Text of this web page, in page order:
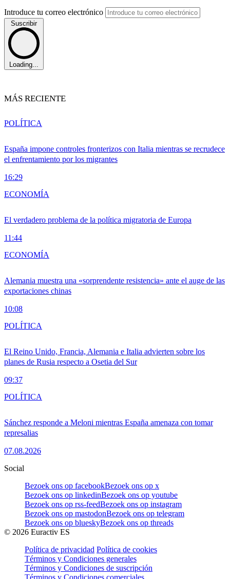
Introduce tu correo electrónico
Suscribir
Loading...
MÁS RECIENTE
España impone controles fronterizos con Italia mientras se recrudece
el enfrentamiento por los migrantes
16:29
POLÍTICA
El verdadero problema de la política migratoria de Europa
11:44
ECONOMÍA
Alemania muestra una «sorprendente resistencia» ante el auge de las
exportaciones chinas
10:08
ECONOMÍA
El Reino Unido, Francia, Alemania e Italia advierten sobre los
planes de Rusia respecto a Osetia del Sur
09:37
POLÍTICA
Sánchez responde a Meloni mientras España amenaza con tomar
represalias
07.08.2026
POLÍTICA
Social
Bezoek ons op facebookBezoek ons op x
Bezoek ons op linkedinBezoek ons op youtube
Bezoek ons op rss-feedBezoek ons op instagram
Bezoek ons op mastodonBezoek ons op telegram
Bezoek ons op blueskyBezoek ons op threads
© 2026 Euractiv ES
Política de privacidad Política de cookies
Términos y Condiciones generales
Términos y Condiciones de suscripción
Términos y Condiciones comerciales